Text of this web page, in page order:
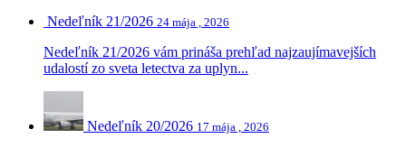
Nedeľník 21/2026 24 mája , 2026
Nedeľník 21/2026 vám prináša prehľad najzaujímavejších
udalostí zo sveta letectva za uplyn...
Nedeľník 20/2026 17 mája , 2026